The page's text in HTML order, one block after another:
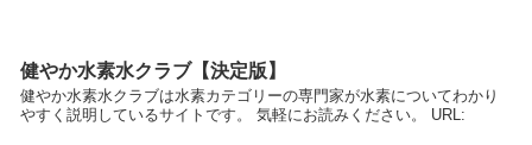
健やか水素水クラブ【決定版】
健やか水素水クラブは水素カテゴリーの専門家が水素についてわかり
やすく説明しているサイトです。 気軽にお読みください。 URL: